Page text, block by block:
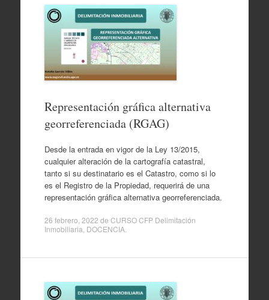
Representación gráfica alternativa
georreferenciada (RGAG)
Desde la entrada en vigor de la Ley 13/2015,
cualquier alteración de la cartografía catastral,
tanto si su destinatario es el Catastro, como si lo
es el Registro de la Propiedad, requerirá de una
representación gráfica alternativa georreferenciada.
26 febrero, 2022 de CURSO CFP Delimitación
Inmobiliaria DOCENCIA.